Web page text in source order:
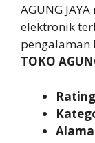
AGUNG
elektronik
pengalaman
TOKO